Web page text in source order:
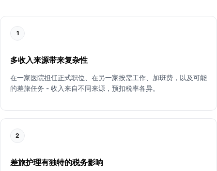
1
多收入来源带来复杂性
在一家医院担任正式职位、在另一家按需工作、加班费，以及可能
的差旅任务 - 收入来自不同来源，预扣税率各异。
2
差旅护理有独特的税务影响